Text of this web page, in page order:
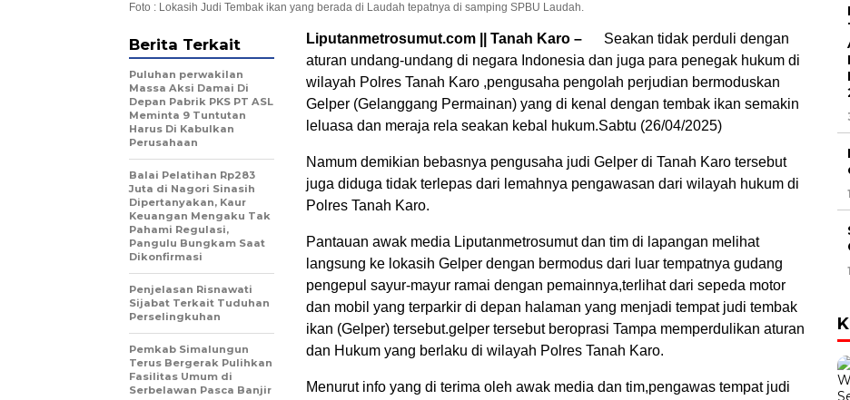
Foto : Lokasih Judi Tembak ikan yang berada di Laudah tepatnya di samping SPBU Laudah.
Liputanmetrosumut.com || Tanah Karo – Seakan tidak perduli dengan
aturan undang-undang di negara Indonesia dan juga para penegak hukum di
wilayah Polres Tanah Karo ,pengusaha pengolah perjudian bermoduskan
Gelper (Gelanggang Permainan) yang di kenal dengan tembak ikan semakin
leluasa dan meraja rela seakan kebal hukum.Sabtu (26/04/2025)
Namum demikian bebasnya pengusaha judi Gelper di Tanah Karo tersebut
juga diduga tidak terlepas dari lemahnya pengawasan dari wilayah hukum di
Polres Tanah Karo.
Pantauan awak media Liputanmetrosumut dan tim di lapangan melihat
langsung ke lokasih Gelper dengan bermodus dari luar tempatnya gudang
pengepul sayur-mayur ramai dengan pemainnya,terlihat dari sepeda motor
dan mobil yang terparkir di depan halaman yang menjadi tempat judi tembak
ikan (Gelper) tersebut.gelper tersebut beroprasi Tampa memperdulikan aturan
dan Hukum yang berlaku di wilayah Polres Tanah Karo.
Menurut info yang di terima oleh awak media dan tim,pengawas tempat judi
Berita Terkait
Puluhan perwakilan
Massa Aksi Damai Di
Depan Pabrik PKS PT ASL
Meminta 9 Tuntutan
Harus Di Kabulkan
Perusahaan
Balai Pelatihan Rp283
Juta di Nagori Sinasih
Dipertanyakan, Kaur
Keuangan Mengaku Tak
Pahami Regulasi,
Pangulu Bungkam Saat
Dikonfirmasi
Penjelasan Risnawati
Sijabat Terkait Tuduhan
Perselingkuhan
Pemkab Simalungun
Terus Bergerak Pulihkan
Fasilitas Umum di
Serbelawan Pasca Banjir